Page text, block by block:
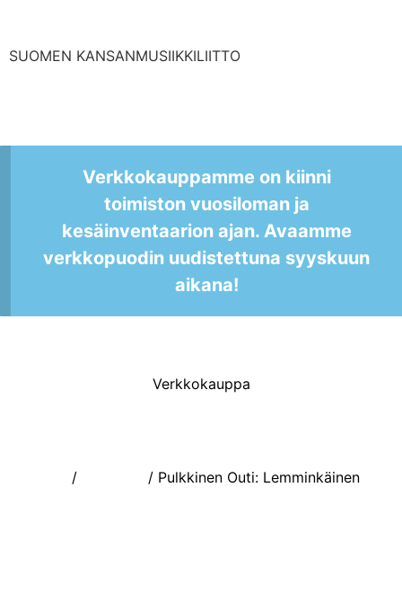
SUOMEN KANSANMUSIIKKILIITTO
Verkkokauppamme on kiinni
toimiston vuosiloman ja
kesäinventaarion ajan. Avaamme
verkkopuodin uudistettuna syyskuun
aikana!
Verkkokauppa
/ / Pulkkinen Outi: Lemminkäinen